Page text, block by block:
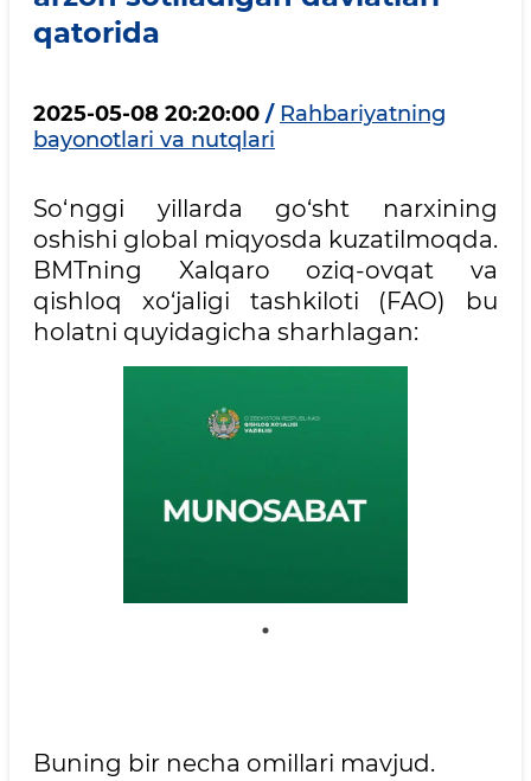
qatorida
2025-05-08 20:20:00 / Rahbariyatning
bayonotlari va nutqlari
So‘nggi yillarda go‘sht narxining
oshishi global miqyosda kuzatilmoqda.
BMTning Xalqaro oziq-ovqat va
qishloq xo‘jaligi tashkiloti (FAO) bu
holatni quyidagicha sharhlagan:
Buning bir necha omillari mavjud.